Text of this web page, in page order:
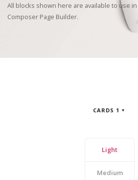
All blocks shown here are available to use in
Composer Page Builder.
CARDS 1
Light
Medium